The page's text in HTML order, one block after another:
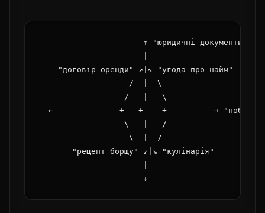
                      ↑ "юридичні документи"
    "договір оренди" ↗|↖ "угода про найм"
                   /  |  \
                  /   |   \
←--------------+---+----+----------→
                  \   |   /
                   \  |  /
       "рецепт борщу" ↙|↘ "кулінарія"